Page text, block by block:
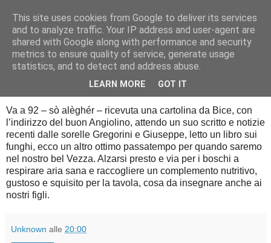
Diario di guerra
mercoledì 18 giugno 2014
18 giugno 1944
Va a 92 – sò alèghér – ricevuta una cartolina da Bice, con
l’indirizzo del buon Angiolino, attendo un suo scritto e notizie
recenti dalle sorelle Gregorini e Giuseppe, letto un libro sui
funghi, ecco un altro ottimo passatempo per quando saremo
nel nostro bel Vezza. Alzarsi presto e via per i boschi a
respirare aria sana e raccogliere un complemento nutritivo,
gustoso e squisito per la tavola, cosa da insegnare anche ai
nostri figli.
Unknown alle 20:00
This site uses cookies from Google to deliver its services
and to analyze traffic. Your IP address and user-agent are
shared with Google along with performance and security
metrics to ensure quality of service, generate usage
statistics, and to detect and address abuse.
LEARN MORE GOT IT